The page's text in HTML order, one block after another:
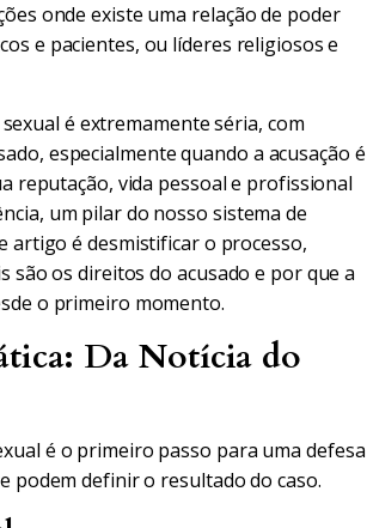
onde existe uma relação de poder
e pacientes, ou líderes religiosos e
é extremamente séria, com
especialmente quando a acusação é
reputação, vida pessoal e profissional
um pilar do nosso sistema de
artigo é desmistificar o processo,
são os direitos do acusado e por que a
o primeiro momento.
Da Notícia do
é o primeiro passo para uma defesa
podem definir o resultado do caso.